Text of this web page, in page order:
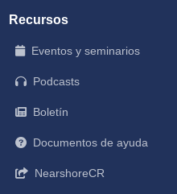
Recursos
Eventos y seminarios
Podcasts
Boletín
Documentos de ayuda
NearshoreCR